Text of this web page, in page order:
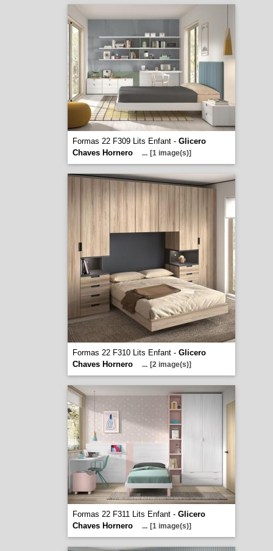
Formas 22 F309 Lits Enfant - Glicero
Chaves Hornero
... [1 image(s)]
Formas 22 F310 Lits Enfant - Glicero
Chaves Hornero
... [2 image(s)]
Formas 22 F311 Lits Enfant - Glicero
Chaves Hornero
... [1 image(s)]